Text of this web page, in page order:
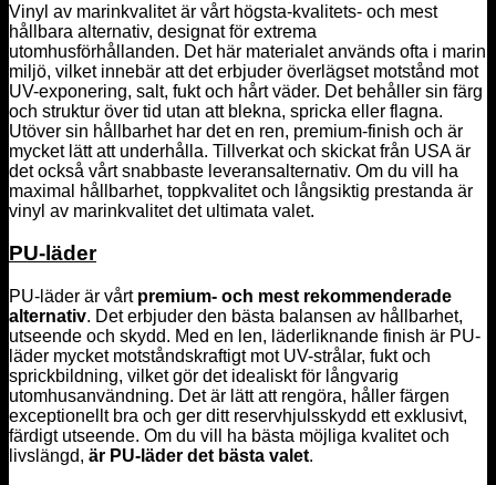
Vinyl av marinkvalitet är vårt högsta-kvalitets- och mest
hållbara alternativ, designat för extrema
utomhusförhållanden. Det här materialet används ofta i marin
miljö, vilket innebär att det erbjuder överlägset motstånd mot
UV-exponering, salt, fukt och hårt väder. Det behåller sin färg
och struktur över tid utan att blekna, spricka eller flagna.
Utöver sin hållbarhet har det en ren, premium-finish och är
mycket lätt att underhålla. Tillverkat och skickat från USA är
det också vårt snabbaste leveransalternativ. Om du vill ha
maximal hållbarhet, toppkvalitet och långsiktig prestanda är
vinyl av marinkvalitet det ultimata valet.
PU-läder
PU-läder är vårt premium- och mest rekommenderade
alternativ. Det erbjuder den bästa balansen av hållbarhet,
utseende och skydd. Med en len, läderliknande finish är PU-
läder mycket motståndskraftigt mot UV-strålar, fukt och
sprickbildning, vilket gör det idealiskt för långvarig
utomhusanvändning. Det är lätt att rengöra, håller färgen
exceptionellt bra och ger ditt reservhjulsskydd ett exklusivt,
färdigt utseende. Om du vill ha bästa möjliga kvalitet och
livslängd, är PU-läder det bästa valet.